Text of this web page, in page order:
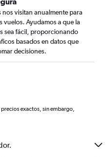
visitan anualmente para
vuelos. Ayudamos a que la
sea fácil, proporcionando
basados en datos que
decisiones.
exactos, sin embargo,